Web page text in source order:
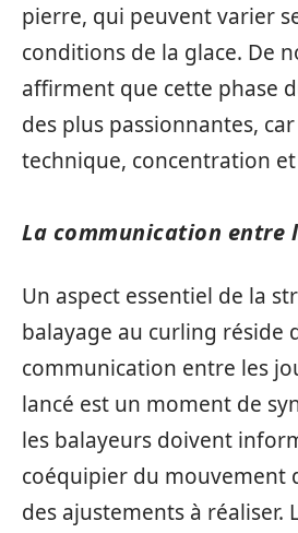
pierre, qui peuvent varier
conditions de la glace. De
affirment que cette phase
des plus passionnantes,
technique, concentration et
La communication entre
Un aspect essentiel de la
balayage au curling réside
communication entre les
lancé est un moment de
les balayeurs doivent
coéquipier du mouvement
des ajustements à réaliser.